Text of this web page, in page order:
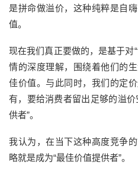
是拼命做溢价，这种纯粹是自
值。
现在我们真正要做的，是基于对
情的深度理解，围绕着他们的
佳价值。与此同时，我们的定
有，要给消费者留出足够的溢
供者”。
我认为，在当下这种高度竞争
略就是成为“最佳价值提供者”。